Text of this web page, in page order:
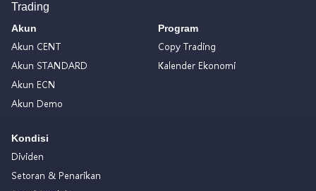
Trading
Akun
Akun CENT
Akun STANDARD
Akun ECN
Akun Demo
Kondisi
Dividen
Setoran & Penarikan
Program
Copy Trading
Kalender Ekonomi